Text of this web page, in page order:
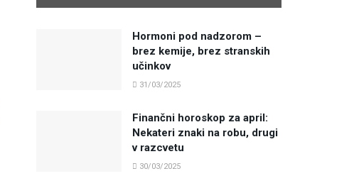
Hormoni pod nadzorom –
brez kemije, brez stranskih
učinkov
31/03/2025
Finančni horoskop za april:
Nekateri znaki na robu, drugi
v razcvetu
30/03/2025